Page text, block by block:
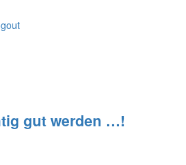
gut werden …!